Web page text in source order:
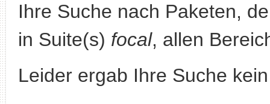
Ihre Suche nach Paketen,
in Suite(s) focal, allen
Leider ergab Ihre Suche